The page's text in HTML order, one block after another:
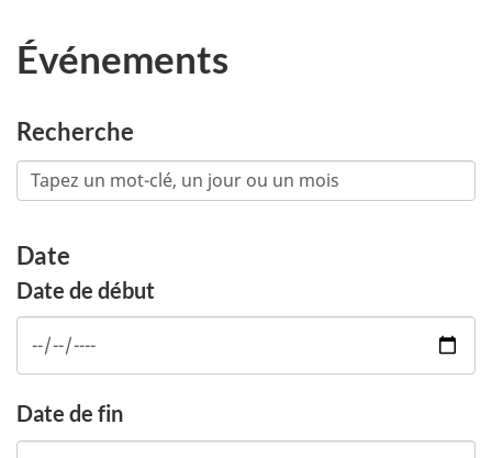
Événements
Recherche
Date
Date de début
Date de fin